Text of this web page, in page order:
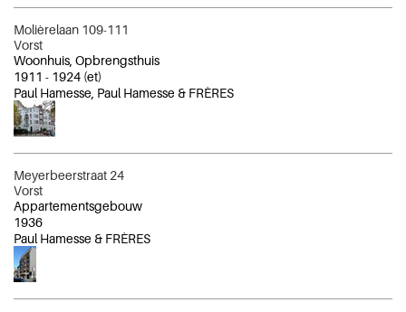
Molièrelaan 109-111
Vorst
Woonhuis, Opbrengsthuis
1911 - 1924 (et)
Paul Hamesse, Paul Hamesse & FRÈRES
Meyerbeerstraat 24
Vorst
Appartementsgebouw
1936
Paul Hamesse & FRÈRES